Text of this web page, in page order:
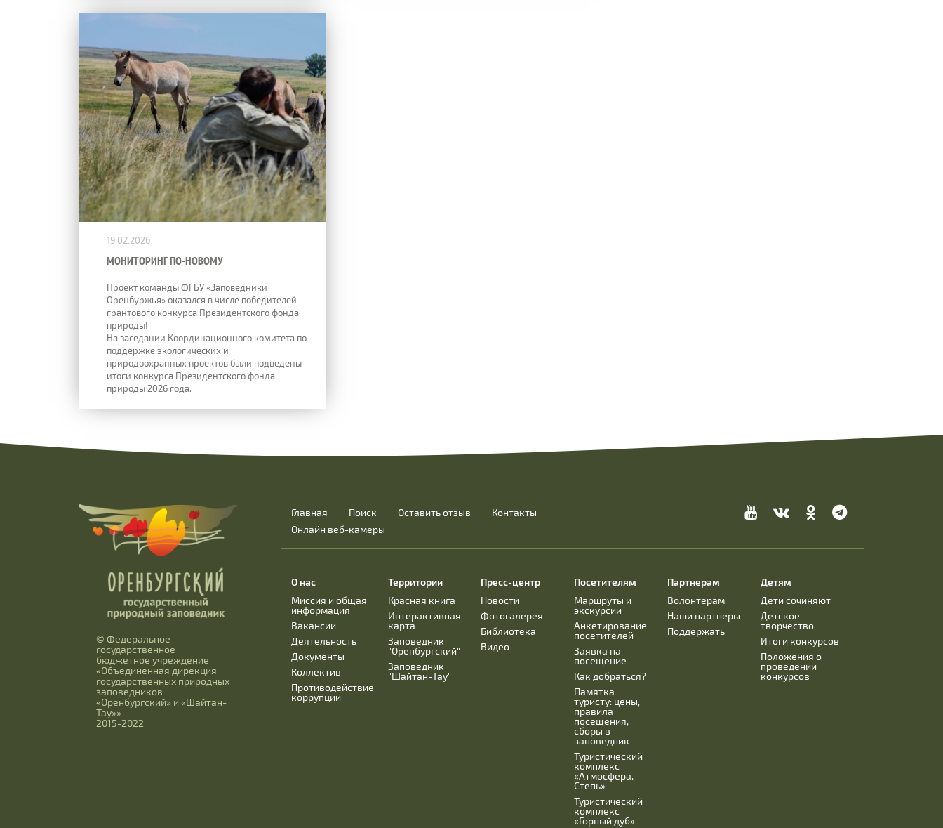
19.02.2026
МОНИТОРИНГ ПО-НОВОМУ
Проект команды ФГБУ «Заповедники
Оренбуржья» оказался в числе победителей
грантового конкурса Президентского фонда
природы!
На заседании Координационного комитета по
поддержке экологических и
природоохранных проектов были подведены
итоги конкурса Президентского фонда
природы 2026 года.
© Федеральное
государственное
бюджетное учреждение
«Объединенная дирекция
государственных природных
заповедников
«Оренбургский» и «Шайтан-
Тау»»
2015-2022
Главная Поиск Оставить отзыв
Контакты
Онлайн веб-камеры
О нас
Миссия и общая
информация
Вакансии
Деятельность
Документы
Коллектив
Противодействие
коррупции
Территории
Красная книга
Интерактивная
карта
Заповедник
"Оренбургский"
Заповедник
"Шайтан-Тау"
Пресс-центр
Новости
Фотогалерея
Библиотека
Видео
Посетителям
Маршруты и
экскурсии
Анкетирование
посетителей
Заявка на
посещение
Как добраться?
Памятка
туристу: цены,
правила
посещения,
сборы в
заповедник
Туристический
комплекс
«Атмосфера.
Степь»
Туристический
комплекс
«Горный дуб»
Партнерам
Волонтерам
Наши партнеры
Поддержать
Детям
Дети сочиняют
Детское
творчество
Итоги конкурсов
Положения о
проведении
конкурсов